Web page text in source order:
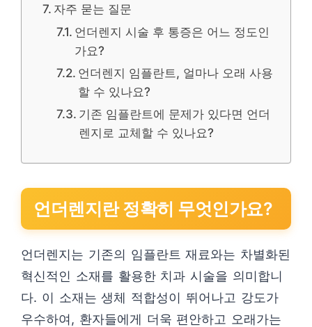
자주 묻는 질문
언더렌지 시술 후 통증은 어느 정도인
가요?
언더렌지 임플란트, 얼마나 오래 사용
할 수 있나요?
기존 임플란트에 문제가 있다면 언더
렌지로 교체할 수 있나요?
언더렌지란 정확히 무엇인가요?
언더렌지는 기존의 임플란트 재료와는 차별화된
혁신적인 소재를 활용한 치과 시술을 의미합니
다. 이 소재는 생체 적합성이 뛰어나고 강도가
우수하여, 환자들에게 더욱 편안하고 오래가는